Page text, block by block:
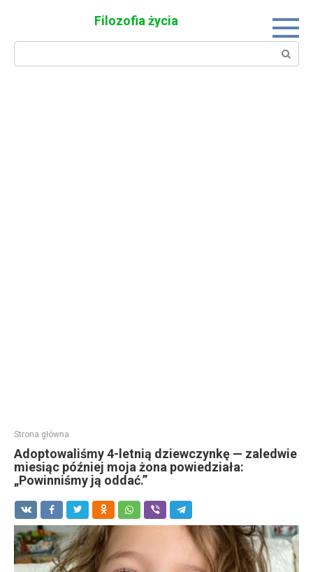
Filozofia życia
Search:
Strona główna
Adoptowaliśmy 4-letnią dziewczynkę — zaledwie
miesiąc później moja żona powiedziała:
„Powinniśmy ją oddać.”